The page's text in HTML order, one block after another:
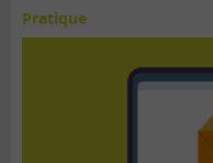
Pratique